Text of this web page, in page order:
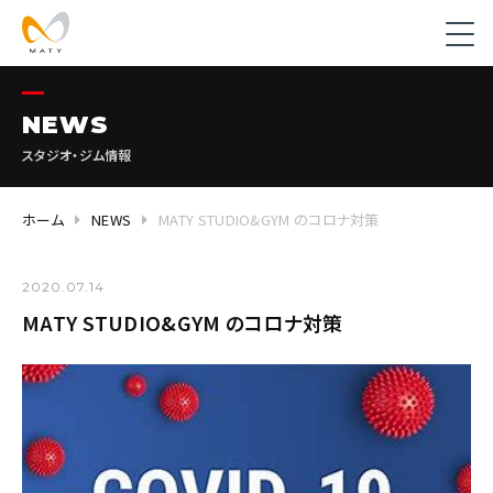
NEWS
スタジオ・ジム情報
ホーム NEWS MATY STUDIO&GYM のコロナ対策
2020.07.14
MATY STUDIO&GYM のコロナ対策